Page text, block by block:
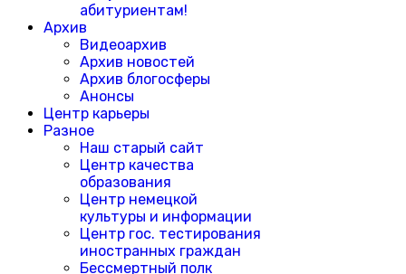
абитуриентам!
Архив
Видеоархив
Архив новостей
Архив блогосферы
Анонсы
Центр карьеры
Разное
Наш старый сайт
Центр качества
образования
Центр немецкой
культуры и информации
Центр гос. тестирования
иностранных граждан
Бессмертный полк